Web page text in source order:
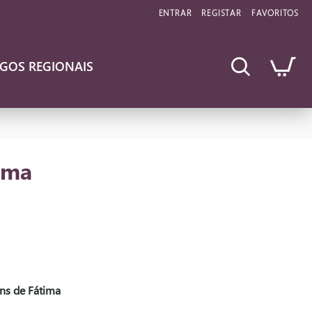
ENTRAR REGISTAR FAVORITOS
REGIONAIS
de Fátima